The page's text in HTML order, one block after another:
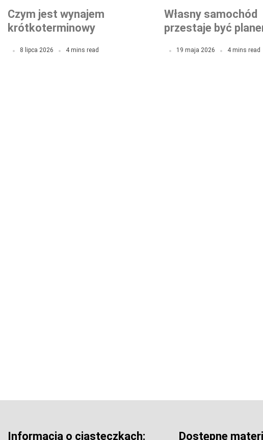
Czym jest wynajem
krótkoterminowy
go wybrać?
8 lipca 2026 4 mins read
Własny samochód
przestaje być
pokazuje
19 maja 2026 4 mins read
Informacja o ciasteczkach: Dostępne